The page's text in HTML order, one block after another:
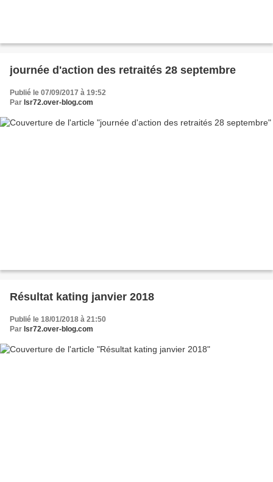
journée d'action des retraités 28 septembre
Publié le 07/09/2017 à 19:52
Par lsr72.over-blog.com
Résultat kating janvier 2018
Publié le 18/01/2018 à 21:50
Par lsr72.over-blog.com